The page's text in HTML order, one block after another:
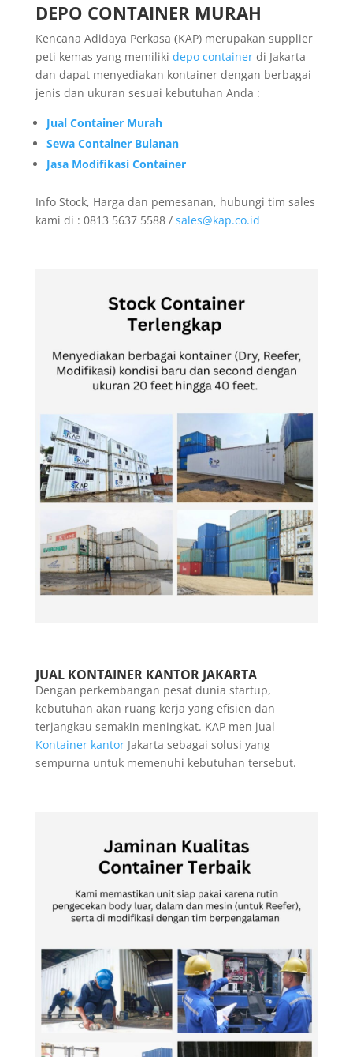
DEPO CONTAINER MURAH
Kencana Adidaya Perkasa (KAP) merupakan supplier
peti kemas yang memiliki depo containerdi Jakarta
dan dapat menyediakan kontainer dengan berbagai
jenis dan ukuran sesuai kebutuhan Anda :
Jual Container Murah
Sewa Container Bulanan
Jasa Modifikasi Container
Info Stock, Harga dan pemesanan, hubungi tim sales
kami di : 0813 5637 5588 / sales@kap.co.id
JUAL KONTAINER KANTOR JAKARTA
Dengan perkembangan pesat dunia startup,
kebutuhan akan ruang kerja yang efisien dan
terjangkau semakin meningkat. KAP men jual
Kontainer kantorJakarta sebagai solusi yang
sempurna untuk memenuhi kebutuhan tersebut.